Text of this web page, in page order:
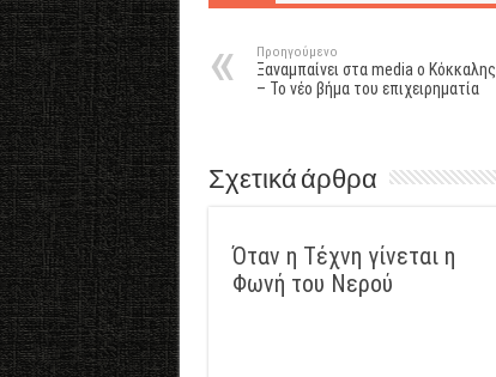
Προηγούμενο
Ξαναμπαίνει στα media ο Κόκκαλης
– Το νέο βήμα του επιχειρηματία
Σχετικά άρθρα
Όταν η Τέχνη γίνεται η
Φωνή του Νερού